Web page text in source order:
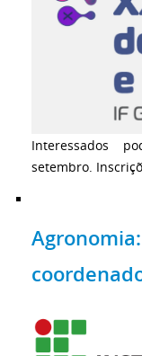
Interessados
setembro.